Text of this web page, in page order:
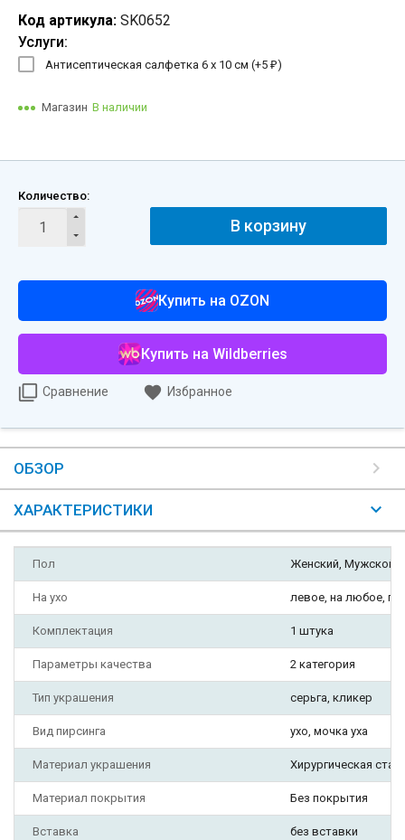
Код артикула: SK0652
Услуги:
Антисептическая салфетка 6 х 10 см (+5 ₽)
Магазин В наличии
Количество:
В корзину
Купить на OZON
Купить на Wildberries
Сравнение Избранное
ОБЗОР
ХАРАКТЕРИСТИКИ
Пол Женский, Мужской
На ухо левое, на любое,
Комплектация 1 штука
Параметры качества 2 категория
Тип украшения серьга, кликер
Вид пирсинга ухо, мочка уха
Материал украшения Хирургическая
Материал покрытия Без покрытия
Вставка без вставки